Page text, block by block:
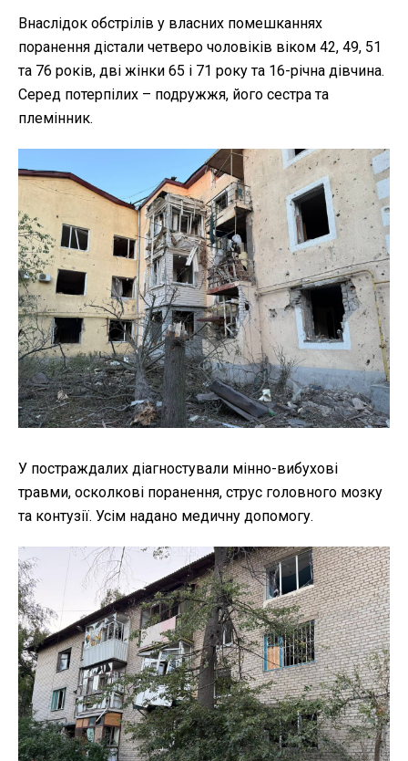
Внаслідок обстрілів у власних помешканнях
поранення дістали четверо чоловіків віком 42, 49, 51
та 76 років, дві жінки 65 і 71 року та 16-річна дівчина.
Серед потерпілих – подружжя, його сестра та
племінник.
У постраждалих діагностували мінно-вибухові
травми, осколкові поранення, струс головного мозку
та контузії. Усім надано медичну допомогу.